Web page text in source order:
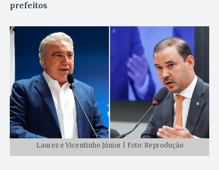
prefeitos
Laurez e Vicentinho Júnior | Foto: Reprodução